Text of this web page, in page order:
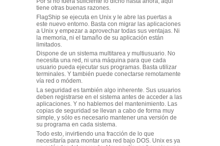
tiene otras buenas razones.
FlagShip se ejecuta en Unix y le abre las puertas a
este nuevo entorno. Basta con migrar las aplicaciones
a Unix y empezar a aprovechar todas sus ventajas. Ni
la memoria, ni el tamaño de su aplicación están
limitados.
Dispone de un sistema multitarea y multiusuario. No
necesita una red, ni una máquina para que cada
usuario pueda ejecutar sus programas. Basta utilizar
terminales. Y también puede conectarse remotamente
vía red o módem.
La seguridad es también algo inherente. Sus usuarios
deben registrarse en el sistema antes de acceder a las
aplicaciones. Y no hablemos del mantenimiento. Las
copias de seguridad se llevan a cabo de forma muy
simple, y sólo es necesario mantener una versión de
su programa en cada sistema.
Todo esto, invirtiendo una fracción de lo que
necesitaría para montar una red bajo DOS. Unix es ya